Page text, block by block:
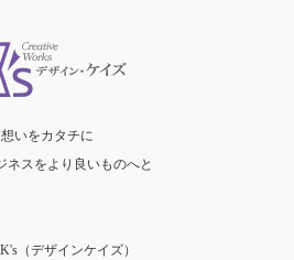
想いをカタチに
ネスをより良いものへと
（デザインケイズ）